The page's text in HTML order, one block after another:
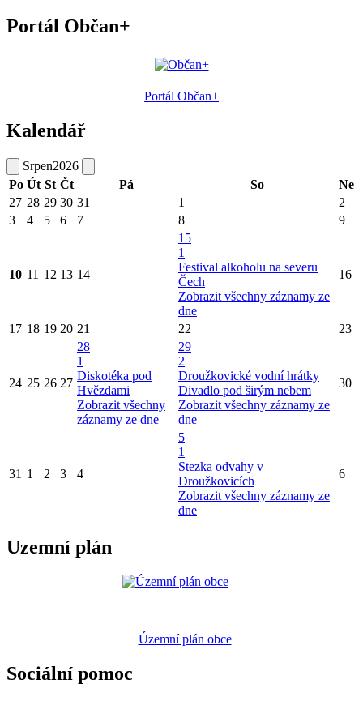
Portál Občan+
Portál Občan+
Kalendář
Srpen2026
Po Út St Čt Pá So
Ne
27 28 29 30 31 1
2
3
4 5 6 7 8 9
10 11 12 13 14
15
1
Festival alkoholu na severu
Čech
Zobrazit všechny záznamy ze
dne
16
17 18 19 20 21 22 23
24 25 26 27
28
1
Diskotéka pod
Hvězdami
Zobrazit všechny
záznamy ze dne
29
2
Droužkovické vodní hrátky
Divadlo pod širým nebem
Zobrazit všechny záznamy ze
dne
30
31 1 2 3 4
5
1
Stezka odvahy v
Droužkovicích
Zobrazit všechny záznamy ze
dne
6
Uzemní plán
Územní plán obce
Sociální pomoc